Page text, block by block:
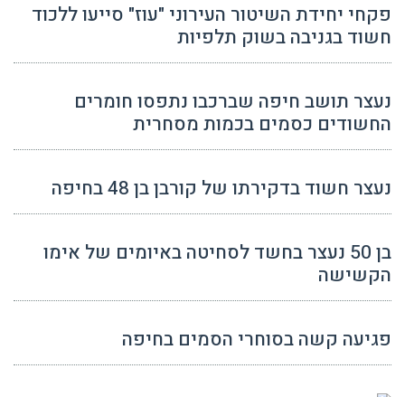
פקחי יחידת השיטור העירוני "עוז" סייעו ללכוד
חשוד בגניבה בשוק תלפיות
נעצר תושב חיפה שברכבו נתפסו חומרים
החשודים כסמים בכמות מסחרית
נעצר חשוד בדקירתו של קורבן בן 48 בחיפה
בן 50 נעצר בחשד לסחיטה באיומים של אימו
הקשישה
פגיעה קשה בסוחרי הסמים בחיפה